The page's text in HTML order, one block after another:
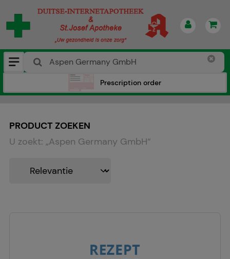
Prescription order
PRODUCT ZOEKEN
U zoekt: „Aspen Germany GmbH“